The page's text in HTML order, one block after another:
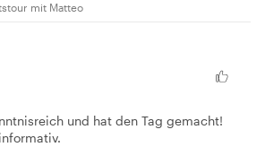
mit Matteo
und hat den Tag gemacht!